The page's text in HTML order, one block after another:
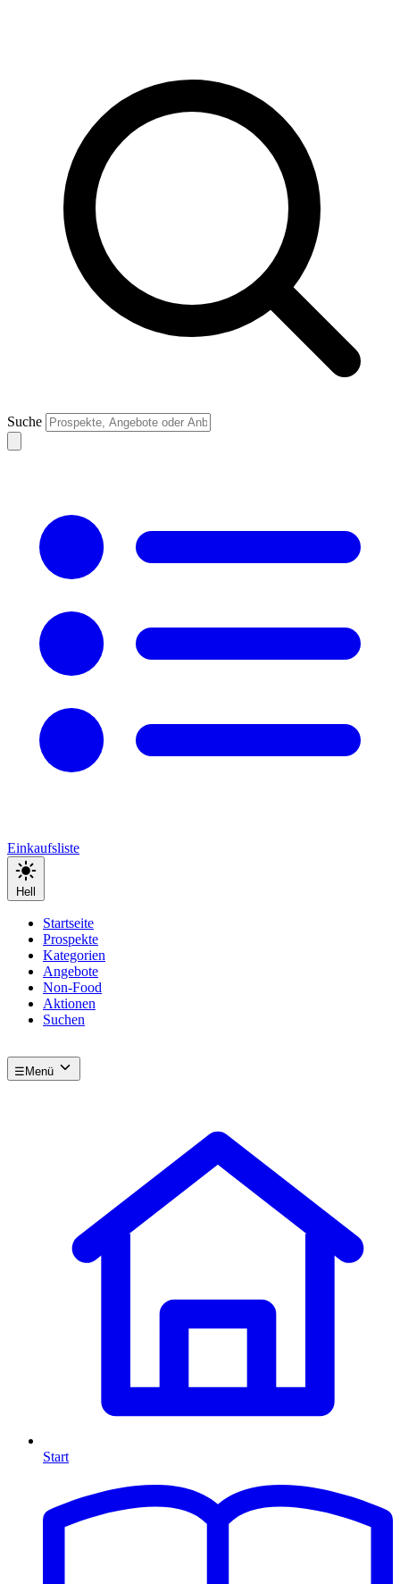
Suche
Einkaufsliste
Hell
Startseite
Prospekte
Kategorien
Angebote
Non-Food
Aktionen
Suchen
☰ Menü
Start